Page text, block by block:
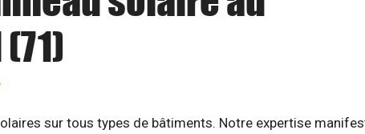
sur tous types de bâtiments. Notre expertise